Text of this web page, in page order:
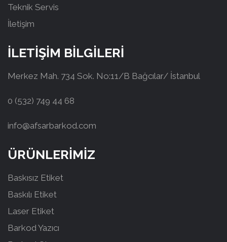
Teknik Servis
İletişim
İLETİŞİM BİLGİLERİ
Merkez Mah. 734 Sok. No:11/B Bağcılar/ İstanbul
0 (532) 749 44 68
info@afsarbarkod.com
ÜRÜNLERİMİZ
Baskısız Etiket
Baskılı Etiket
Laser Etiket
Barkod Yazıcı